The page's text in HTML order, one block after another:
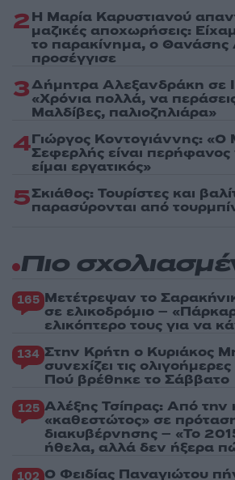
2Η Μαρία Καρυστιανού
μαζικές αποχωρήσεις:
το παρακίνημα, ο Θανάσης
προσέγγισε
3Δήμητρα Αλεξανδράκη σε
«Χρόνια πολλά, να περάσεις
Μαλδίβες, παλιοζηλιάρα»
4Γιώργος Κοντογιάννης: «Ο
Σεφερλής είναι
είμαι εργατικός»
5Σκιάθος: Τουρίστες και
παρασύρονται από
Πιο
165 Μετέτρεψαν το
σε ελικοδρόμιο –
ελικόπτερο τους για να
134 Στην Κρήτη ο Κυριάκος
συνεχίζει τις
Πού βρέθηκε το Σάββατο
125 Αλέξης Τσίπρας: Από την
«καθεστώτος» σε
διακυβέρνησης – «Το
ήθελα, αλλά δεν ήξερα
102 Ο Φειδίας Παναγιώτου